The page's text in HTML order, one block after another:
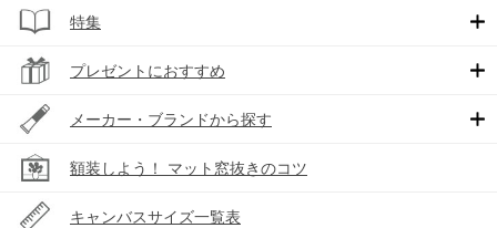
特集
プレゼントにおすすめ
メーカー・ブランドから探す
額装しよう！ マット窓抜きのコツ
キャンバスサイズ一覧表